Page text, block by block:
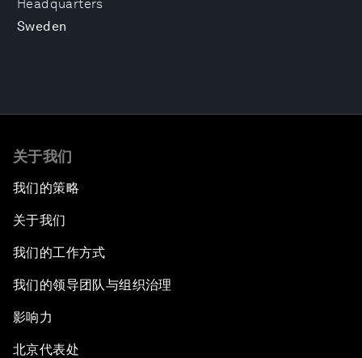
Headquarters
Sweden
关于我们
我们的策略
关于我们
我们的工作方式
我们的领导团队与组织治理
影响力
北京代表处